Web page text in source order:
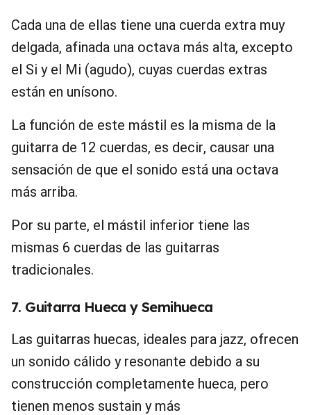
Cada una de ellas tiene una cuerda extra muy
delgada, afinada una octava más alta, excepto
el Si y el Mi (agudo), cuyas cuerdas extras
están en unísono.
La función de este mástil es la misma de la
guitarra de 12 cuerdas, es decir, causar una
sensación de que el sonido está una octava
más arriba.
Por su parte, el mástil inferior tiene las
mismas 6 cuerdas de las guitarras
tradicionales.
7. Guitarra Hueca y Semihueca
Las guitarras huecas, ideales para jazz, ofrecen
un sonido cálido y resonante debido a su
construcción completamente hueca, pero
tienen menos sustain y más